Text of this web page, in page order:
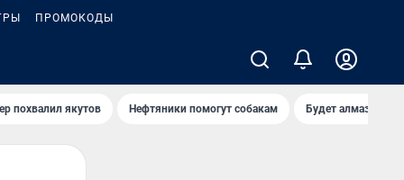
ПРОМОКОДЫ
похвалил якутов Нефтяники помогут собакам Будет алмазный